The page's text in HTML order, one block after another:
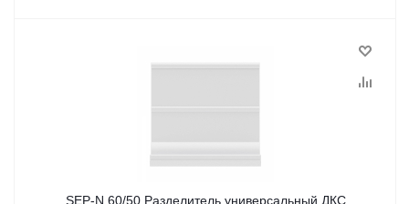
SEP-N 60/50 Разделитель универсальный ДКС